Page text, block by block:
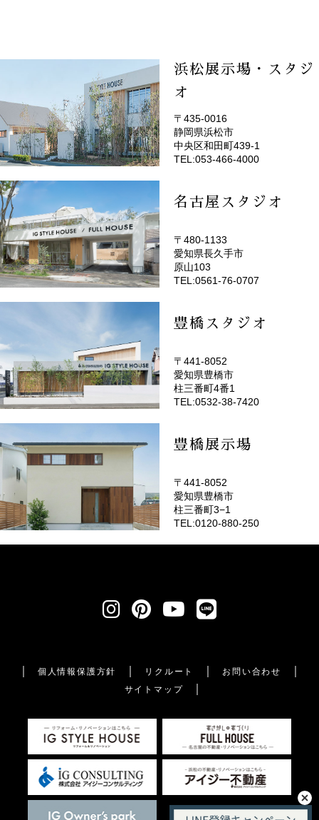
浜松展示場・スタジ
オ
(EMOTOP浜松)
〒435-0016
静岡県浜松市
中央区和田町439-1
TEL:053-466-4000
名古屋スタジオ
(EMOTOP名古屋)
〒480-1133
愛知県長久手市
原山103
TEL:0561-76-0707
豊橋スタジオ
(EMOTOP豊橋)
〒441-8052
愛知県豊橋市
柱三番町4番1
TEL:0532-38-7420
豊橋展示場
〒441-8052
愛知県豊橋市
柱三番町3−1
TEL:0120-880-250
個人情報保護方針 リクルート
お問い合わせ
サイトマップ